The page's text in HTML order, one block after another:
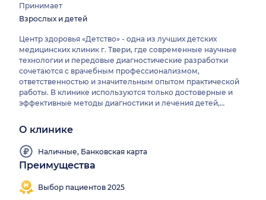
Принимает
Взрослых и детей
Центр здоровья «Детство» - одна из лучших детских
медицинских клиник г. Твери, где современные научные
технологии и передовые диагностические разработки
сочетаются с врачебным профессионализмом,
ответственностью и значительным опытом практической
работы. В клинике используются только достоверные и
эффективные методы диагностики и лечения детей,
квалифицированных приемов, выполняются точные
медицинские исследования, используются передовые
технологии.В клинике работают ведущие и широко
известные врачи Тверской области, что обеспечивает
высокий уровень диагностики и лечения. В центре
комфортного пребывания как детей, так и взрослых.
О клинике
Наличные, Банковская карта
Преимущества
Выбор пациентов 2025
клиника
Работаем
выходные